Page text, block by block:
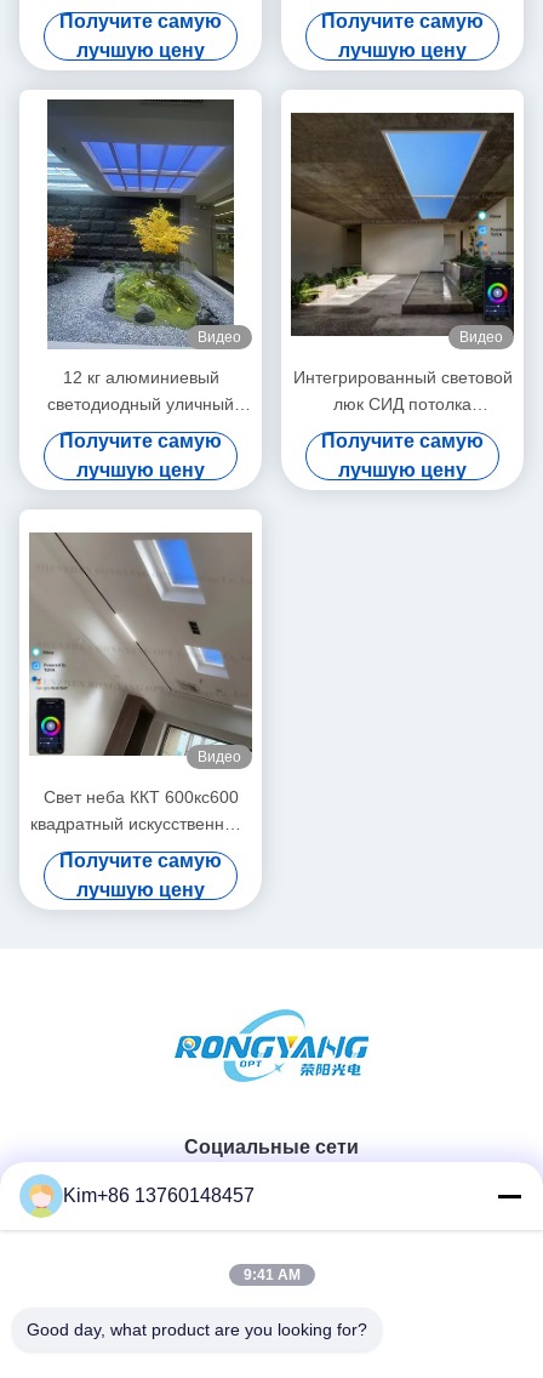
5.0 DALI и 0-10V 150W
5000lm+ Широкий диапазон
CCT режимы сцены
Получите самую
лучшую цену
светодиодный светильник
дневного света белого
цвета, 12 кг, для
коммерческого
использования
Получите самую
лучшую цену
Видео
12 кг алюминиевый
светодиодный уличный
фонарь L600*W600*H220
мм Идеально подходит для
энергосберегающего
наружного освещения
Получите самую
лучшую цену
Видео
Интегрированный световой
люк СИД потолка
искусственный утопленный
контроль ККТ 6500К Алекса
Туя
Получите самую
лучшую цену
Видео
Свет неба ККТ 600кс600
квадратный искусственный,
СИД потолка имитирует
солнечный свет
Получите самую
лучшую цену
Социальные сети
86-184-7542-7886
Kim+86 13760148457
9:41 AM
Good day, what product are you looking for?